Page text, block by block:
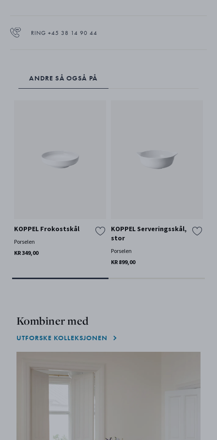
RING +45 38 14 90 44
ANDRE SÅ OGSÅ PÅ
KOPPEL Frokostskål
Porselen
KR 349,00
KOPPEL Serveringsskål,
stor
Porselen
KR 899,00
Kombiner med
UTFORSKE KOLLEKSJONEN